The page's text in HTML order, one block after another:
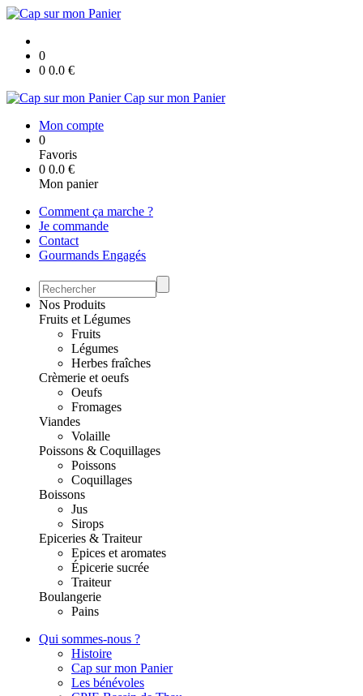
0
0 0.0 €
Cap sur mon Panier
Mon compte
0
Favoris
0 0.0 €
Mon panier
Comment ça marche ?
Je commande
Contact
Gourmands Engagés
Nos Produits
Fruits et Légumes
Fruits
Légumes
Herbes fraîches
Crèmerie et oeufs
Oeufs
Fromages
Viandes
Volaille
Poissons & Coquillages
Poissons
Coquillages
Boissons
Jus
Sirops
Epiceries & Traiteur
Epices et aromates
Épicerie sucrée
Traiteur
Boulangerie
Pains
Qui sommes-nous ?
Histoire
Cap sur mon Panier
Les bénévoles